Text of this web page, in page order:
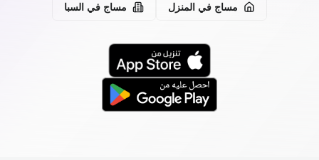
مساج في المنزل مساج في السبا